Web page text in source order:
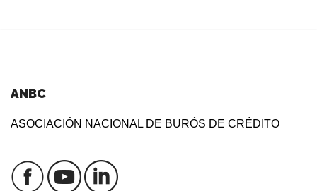
ANBC
ASOCIACIÓN NACIONAL DE BURÓS DE CRÉDITO